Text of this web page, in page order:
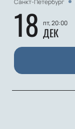
Санкт-Петербург
18 пт, 20:00
ДЕК